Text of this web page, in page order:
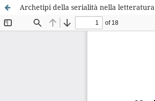
Archetipi della serialità nella letteratura